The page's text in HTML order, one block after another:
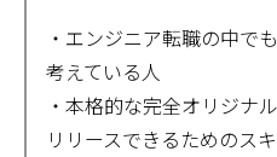
・エンジニア転職の中で
考えている人
・本格的な完全オリジナ
リリースできるためのス